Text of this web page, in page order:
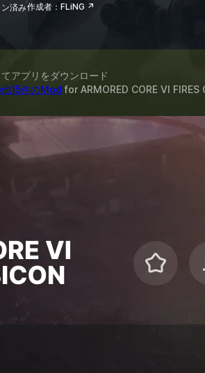
済み作成者：FLiNG ↗
アプリをダウンロード
15件のMod for ARMORED CORE VI FIRES